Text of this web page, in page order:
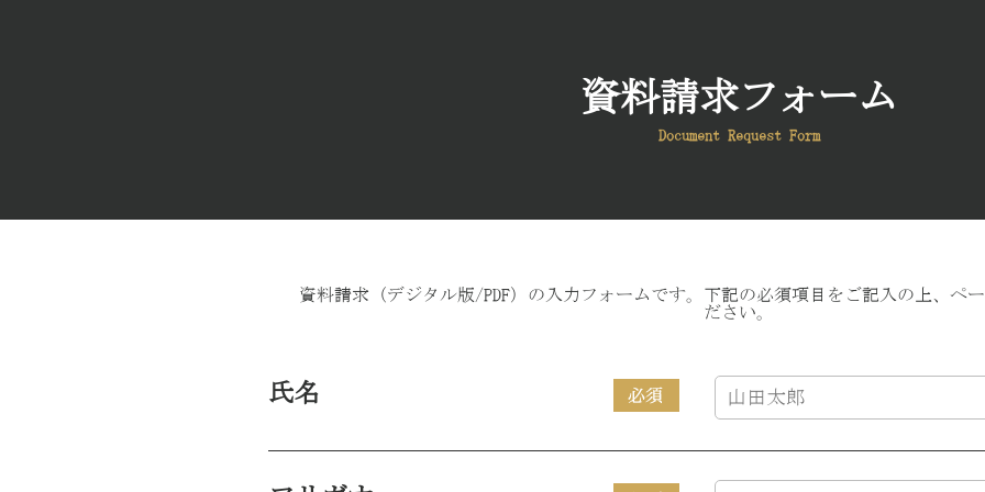
資料請求フォーム
Document Request Form
資料請求（デジタル版/PDF）の入力フォームです。下記の必須項目をご記入の上、ペ
ださい。
氏名